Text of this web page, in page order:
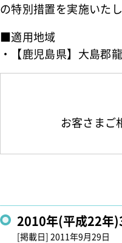
の特別措置を実施いたし
■適用地域
・【鹿児島県】大島郡
お客さまご
2010年(平成22年
[掲載日] 2011年9月29日